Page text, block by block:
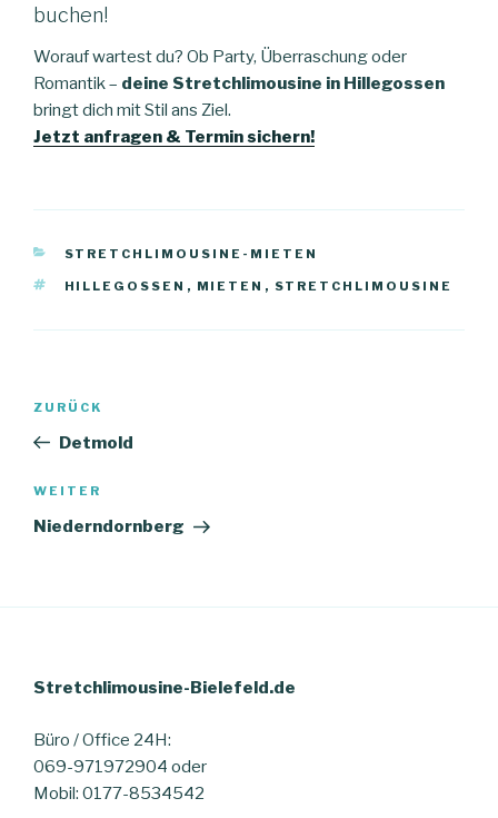
buchen!
Worauf wartest du? Ob Party, Überraschung oder
Romantik – deine Stretchlimousine in Hillegossen
bringt dich mit Stil ans Ziel.
Jetzt anfragen & Termin sichern!
KATEGORIEN
STRETCHLIMOUSINE-MIETEN
SCHLAGWÖRTER
HILLEGOSSEN , MIETEN , STRETCHLIMOUSINE
Beitragsnavigation
Vorheriger
Beitrag
ZURÜCK
Detmold
Nächster
Beitrag
WEITER
Niederndornberg
Stretchlimousine-Bielefeld.de
Büro / Office 24H:
069-971972904 oder
Mobil: 0177-8534542